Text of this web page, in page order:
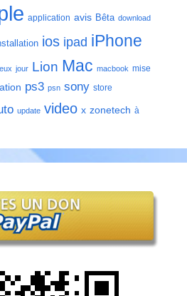
application avis Bêta download
ios ipad iPhone
jour Lion Mac macbook mise
ps3 psn sony store
update video x zonetech à